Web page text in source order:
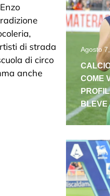
di strada
di circo
anche
Agosto
COME
BLEVE